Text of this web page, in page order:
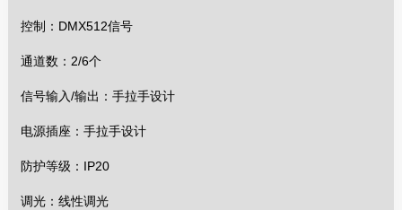
控制：DMX512信号
通道数：2/6个
信号输入/输出：手拉手设计
电源插座：手拉手设计
防护等级：IP20
调光：线性调光